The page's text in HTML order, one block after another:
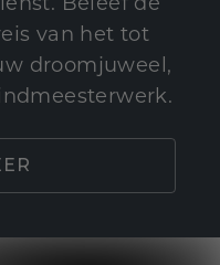
van het tot
droomjuweel,